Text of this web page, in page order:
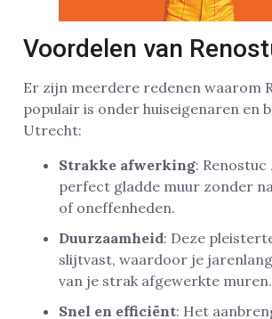
Voordelen van
Er zijn meerdere redenen waarom
populair is onder huiseigenaren en
Utrecht:
Strakke afwerking:
perfect gladde muur zonder
of oneffenheden.
Duurzaamheid: Deze
slijtvast, waardoor je
van je strak afgewerkte muren.
Snel en efficiënt: Het